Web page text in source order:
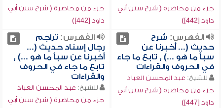
جزء من محاضرة ( شرح سنن أبي
داود [442])
جزء من محاضرة ( شرح سنن أبي
داود [442])
الفهرس: شرح
حديث (... أخبرنا عن
سبأ ما هو ...) , تابع ما جاء
في الحروف والقراءات
للشيخ: عبد المحسن العباد
جزء من محاضرة ( شرح سنن أبي
داود [447])
الفهرس: تراجم
رجال إسناد حديث (...
أخبرنا عن سبأ ما هو ...) ,
تابع ما جاء في الحروف
والقراءات
للشيخ: عبد المحسن العباد
جزء من محاضرة ( شرح سنن أبي